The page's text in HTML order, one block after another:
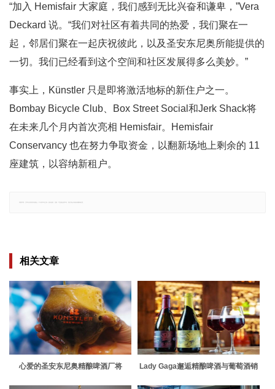
“加入 Hemisfair 大家庭，我们感到无比兴奋和谦卑，”Vera
Deckard 说。“我们对社区有着共同的热爱，我们聚在一
起，邻居们聚在一起庆祝彼此，以及圣安东尼奥所能提供的
一切。我们已经看到这个空间和社区发展得多么美妙。”
事实上，Künstler 只是即将激活地标的新住户之一。
Bombay Bicycle Club、Box Street Social和Jerk Shack将
在未来几个月内首次亮相 Hemisfair。Hemisfair
Conservancy 也在努力争取资金，以翻新场地上剩余的 11
座建筑，以容纳新租户。
郑重声明：文章仅代表原作者观点，不代表本站立场；如有侵权、违规，可直接反馈本站，我们将会作修改或删除处理。
相关文章
心爱的圣安东尼奥精酿啤酒厂将
Lady Gaga邂逅精酿啤酒与葡萄酒销